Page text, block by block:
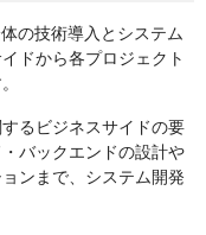
の技術導入とシステム
ドから各プロジェクト
るビジネスサイドの要
バックエンドの設計や
ンまで、システム開発